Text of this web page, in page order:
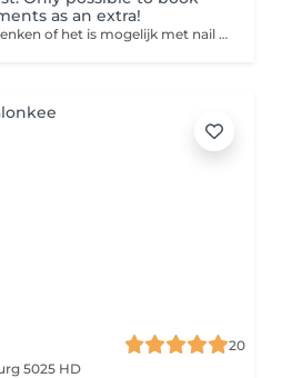
as an extra!
Je kunt het zo gek niet bedenken of het is mogelijk met nail art! Bovendien is het een makkelijke en betaalbare manier om je look net dat beetje extra te geven. Of je nu voor een opvallende animal print gaat, een zelf ontworpen design of voor een subtiel glittertje, nail art maakt een feestje van je nagels.
20
5025 HD